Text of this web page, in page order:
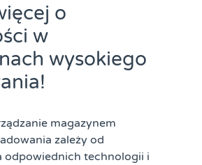
o
w
wysokiego
magazynem
zależy od
odpowiednich technologii i